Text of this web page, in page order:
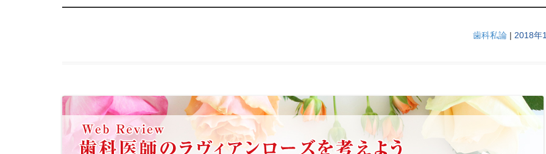
歯科私論| 2018年